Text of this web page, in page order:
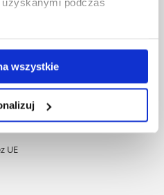
wszystkie
UE